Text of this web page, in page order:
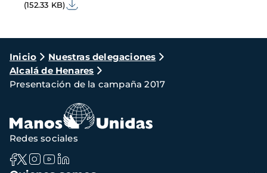
(152.33 KB)
Ruta
de
navegación
Inicio
Nuestras delegaciones
Alcalá de Henares
Presentación de la campaña 2017
Redes sociales